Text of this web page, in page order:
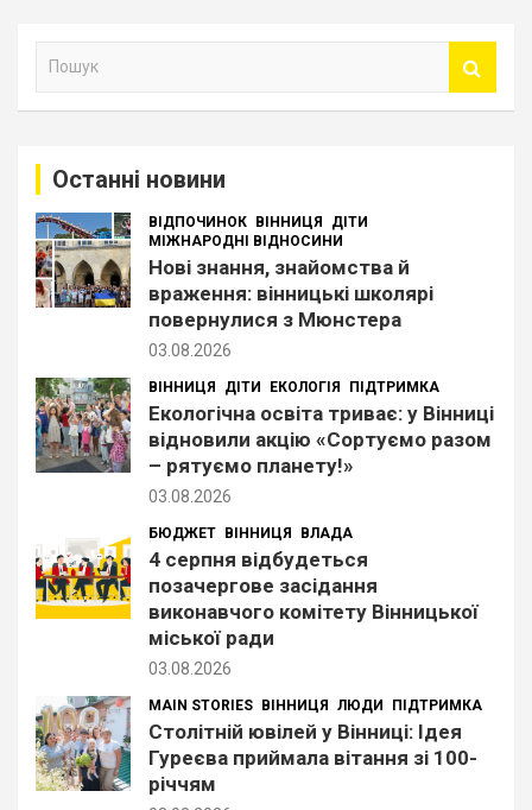
Останні новини
ВІДПОЧИНОК ВІННИЦЯ
ДІТИ
МІЖНАРОДНІ ВІДНОСИНИ
Нові знання, знайомства й
враження: вінницькі школярі
повернулися з Мюнстера
03.08.2026
ВІННИЦЯ ДІТИ ЕКОЛОГІЯ ПІДТРИМКА
Екологічна освіта триває: у Вінниці
відновили акцію «Сортуємо разом
– рятуємо планету!»
03.08.2026
БЮДЖЕТ ВІННИЦЯ ВЛАДА
4 серпня відбудеться
позачергове засідання
виконавчого комітету Вінницької
міської ради
03.08.2026
MAIN STORIES ВІННИЦЯ ЛЮДИ ПІДТРИМКА
Столітній ювілей у Вінниці: Ідея
Гуреєва приймала вітання зі 100-
річчям